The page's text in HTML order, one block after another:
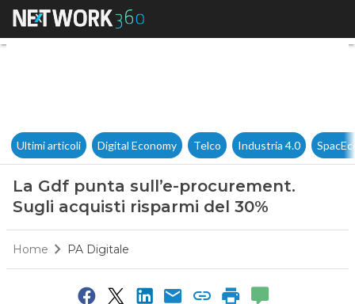
La Gdf punta sull’e-
Ultimi articoli Digital Economy Telco Industria 4.0
La Gdf punta sull’e-procurement.
Sugli acquisti risparmi del 30%
Home PA Digitale